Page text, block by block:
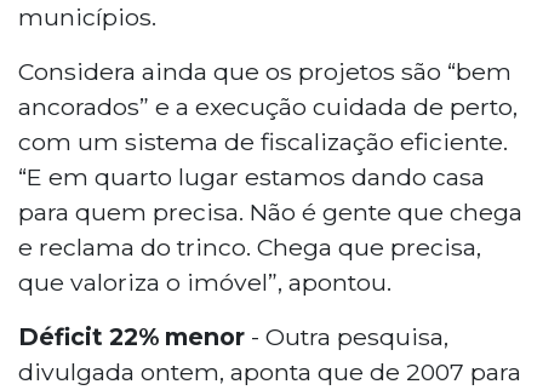
municípios.
Considera ainda que os projetos são “bem
ancorados” e a execução cuidada de perto,
com um sistema de fiscalização eficiente.
“E em quarto lugar estamos dando casa
para quem precisa. Não é gente que chega
e reclama do trinco. Chega que precisa,
que valoriza o imóvel”, apontou.
Déficit 22% menor - Outra pesquisa,
divulgada ontem, aponta que de 2007 para